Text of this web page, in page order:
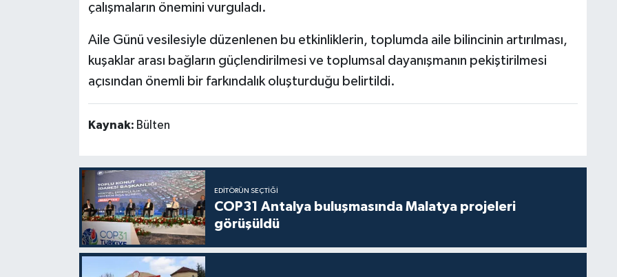
çalışmaların önemini vurguladı.
Aile Günü vesilesiyle düzenlenen bu etkinliklerin, toplumda aile bilincinin artırılması,
kuşaklar arası bağların güçlendirilmesi ve toplumsal dayanışmanın pekiştirilmesi
açısından önemli bir farkındalık oluşturduğu belirtildi.
Kaynak: Bülten
EDITÖRÜN SEÇTIĞI
COP31 Antalya buluşmasında Malatya projeleri
görüşüldü